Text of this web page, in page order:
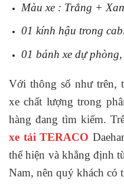
Màu xe : Trắng +
01 kính hậu trong
01 bánh xe dự
Với thông số như trên,
xe chất lượng trong
hàng đang tìm kiếm.
xe tải TERACO
thể hiện và khẳng định
Nam, nên quý khách có